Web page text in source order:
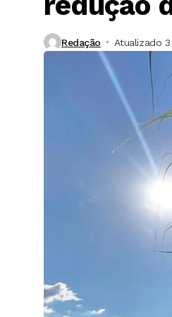
Redação Atualizado 3